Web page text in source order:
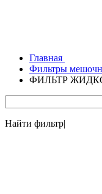
Главная
Фильтры
ФИЛЬТР
Найти фильтр|